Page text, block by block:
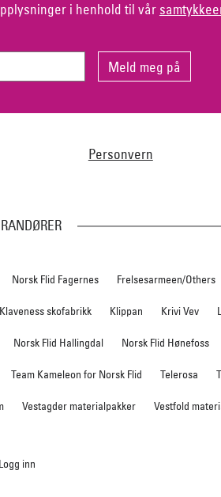
i henhold til vår
Personvern
Norsk Flid Fagernes Frelsesarmeen/Others
Klaveness skofabrikk Klippan Krivi Vev
Norsk Flid Hallingdal Norsk Flid Hønefoss
Team Kameleon for Norsk Flid Telerosa
Vestagder materialpakker Vestfold
Logg inn